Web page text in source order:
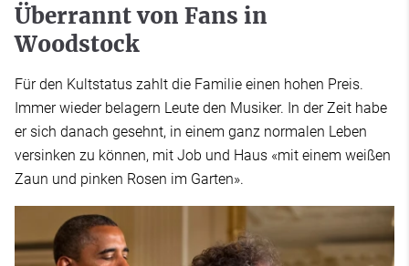
Überrannt von Fans in
Woodstock
Für den Kultstatus zahlt die Familie einen hohen Preis.
Immer wieder belagern Leute den Musiker. In der Zeit habe
er sich danach gesehnt, in einem ganz normalen Leben
versinken zu können, mit Job und Haus «mit einem weißen
Zaun und pinken Rosen im Garten».